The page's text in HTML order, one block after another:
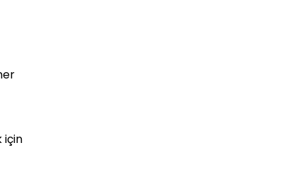
için